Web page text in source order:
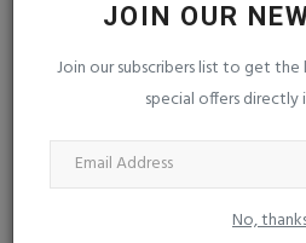
JOIN OUR
Join our subscribers list to get
special offers directly
No,
શ્રી કષ્ટભંજનદેવ હનુમાનજીને
saurashtrabhoomi Feb 24, 2026